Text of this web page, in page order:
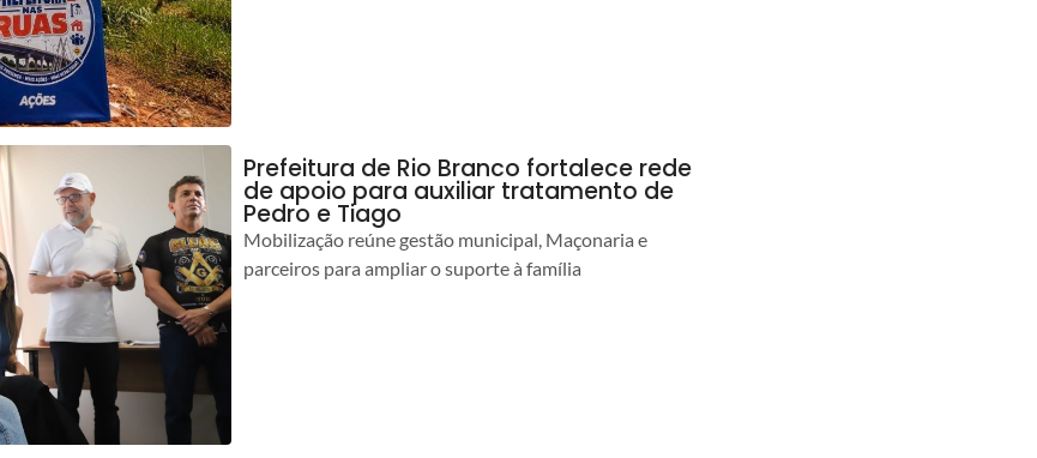
Prefeitura de Rio Branco fortalece rede
de apoio para auxiliar tratamento de
Pedro e Tiago
Mobilização reúne gestão municipal, Maçonaria e
parceiros para ampliar o suporte à família